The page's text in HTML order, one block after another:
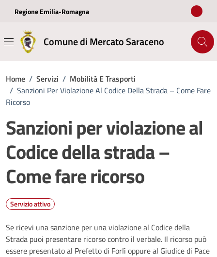
Regione Emilia-Romagna
Comune di Mercato Saraceno
Home / Servizi / Mobilità E Trasporti
/ Sanzioni Per Violazione Al Codice Della Strada – Come Fare
Ricorso
Sanzioni per violazione al
Codice della strada –
Come fare ricorso
Servizio attivo
Se ricevi una sanzione per una violazione al Codice della
Strada puoi presentare ricorso contro il verbale. Il ricorso può
essere presentato al Prefetto di Forlì oppure al Giudice di Pace